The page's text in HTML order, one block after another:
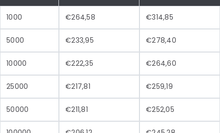
1000 €264,58 €314,85
5000 €233,95 €278,40
10000 €222,35 €264,60
25000 €217,81 €259,19
50000 €211,81 €252,05